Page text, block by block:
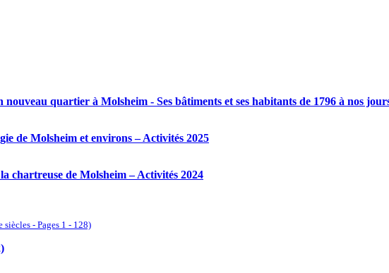
quartier à Molsheim - Ses bâtiments et ses habitants de 1796 à nos
de Molsheim et environs – Activités 2025
chartreuse de Molsheim – Activités 2024
- Pages 1 - 128)